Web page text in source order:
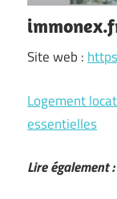
Site web :
Logement
essentielles
Lire également :